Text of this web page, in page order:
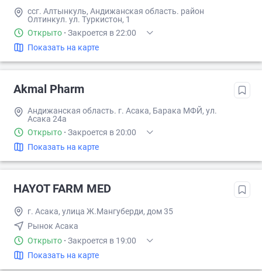
ссг. Алтынкуль, Андижанская область. район
Олтинкул. ул. Туркистон, 1
Открыто · Закроется в 22:00
Показать на карте
Akmal Pharm
Андижанская область. г. Асака, Барака МФЙ, ул.
Асака 24а
Открыто · Закроется в 20:00
Показать на карте
HAYOT FARM MED
г. Асака, улица Ж.Мангуберди, дом 35
Рынок Асака
Открыто · Закроется в 19:00
Показать на карте